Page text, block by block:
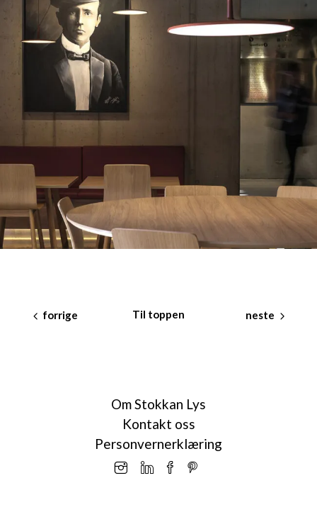
STUDENTERSAMFUNDET I TRONDHJEM
forrige Til toppen neste
Om Stokkan Lys
Kontakt oss
Personvernerklæring